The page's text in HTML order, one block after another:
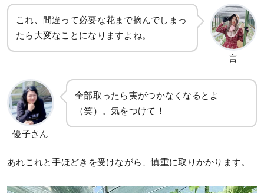
これ、間違って必要な花まで摘んでしまっ
たら大変なことになりますよね。
言
優子さん
全部取ったら実がつかなくなるとよ
（笑）。気をつけて！
あれこれと手ほどきを受けながら、慎重に取りかかります。